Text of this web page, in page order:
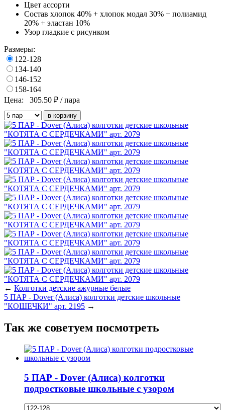
Цвет ассорти
Состав хлопок 40% + хлопок модал 30% + полиамид
20% + эластан 10%
Узор гладкие с рисунком
Размеры:
122-128
134-140
146-152
158-164
Цена:
305.50 ₽ / пара
← Колготки детские ажурные белые
5 ПАР - Dover (Алиса) колготки детские школьные
"КОШЕЧКИ" арт. 2195 →
Так же советуем посмотреть
5 ПАР - Dover (Алиса) колготки
подростковые школьные с узором